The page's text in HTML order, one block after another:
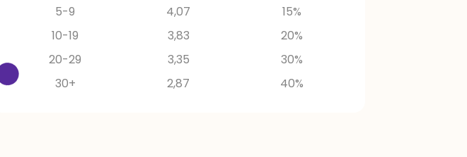
5-9
4,07
15%
10-19
3,83
20%
20-29
3,35
30%
30+
2,87 40%